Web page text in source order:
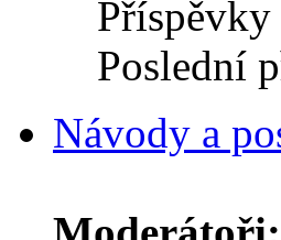
Příspěvky
Poslední
Návody a